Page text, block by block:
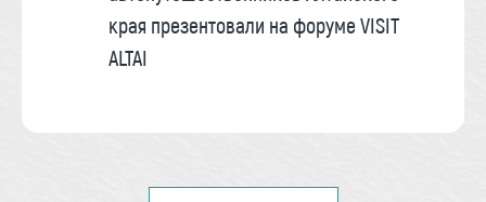
края презентовали на форуме VISIT
ALTAI